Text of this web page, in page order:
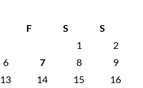
F S
S
1
2
6 7 8
9
13 14 15
16